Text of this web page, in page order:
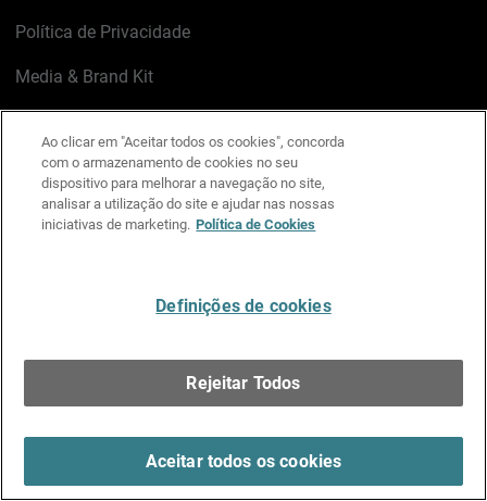
Política de Privacidade
Media & Brand Kit
LinkedIn
X FacebookInstagram
YouTube
Ao clicar em "Aceitar todos os cookies", concorda
com o armazenamento de cookies no seu
dispositivo para melhorar a navegação no site,
analisar a utilização do site e ajudar nas nossas
iniciativas de marketing. Política de Cookies
Definições de cookies
Rejeitar Todos
Aceitar todos os cookies